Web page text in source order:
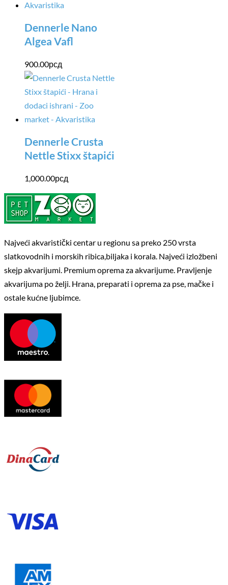
Dennerle Nano
Algea Vafl
900.00рсд
Dennerle Crusta
Nettle Stixx štapići
1,000.00рсд
Najveći akvaristički centar u regionu sa preko 250 vrsta
slatkovodnih i morskih ribica,biljaka i korala. Najveći izložbeni
skejp akvarijumi. Premium oprema za akvarijume. Pravljenje
akvarijuma po želji. Hrana, preparati i oprema za pse, mačke i
ostale kućne ljubimce.